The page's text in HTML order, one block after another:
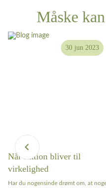
Måske
30 jun 2023
Når fiktion bliver til
virkelighed
Har du nogensinde drømt om, at